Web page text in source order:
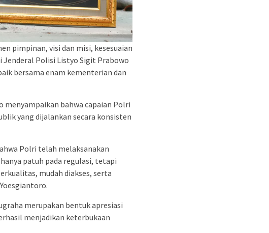
pimpinan, visi dan misi, kesesuaian
Polisi Listyo Sigit Prabowo
bersama enam kementerian dan
menyampaikan bahwa capaian Polri
yang dijalankan secara konsisten
Polri telah melaksanakan
patuh pada regulasi, tetapi
mudah diakses, serta
merupakan bentuk apresiasi
menjadikan keterbukaan